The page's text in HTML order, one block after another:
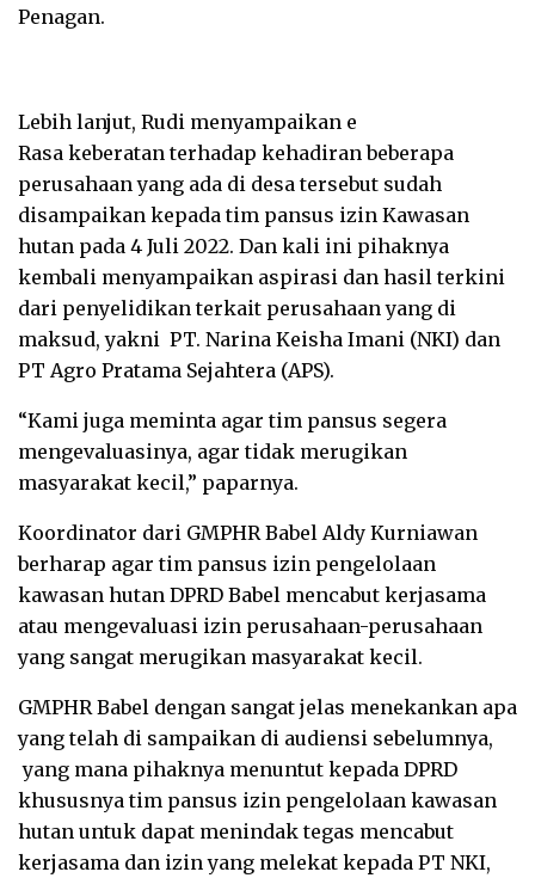
Penagan.
Lebih lanjut, Rudi menyampaikan e
Rasa keberatan terhadap kehadiran beberapa
perusahaan yang ada di desa tersebut sudah
disampaikan kepada tim pansus izin Kawasan
hutan pada 4 Juli 2022. Dan kali ini pihaknya
kembali menyampaikan aspirasi dan hasil terkini
dari penyelidikan terkait perusahaan yang di
maksud, yakni PT. Narina Keisha Imani (NKI) dan
PT Agro Pratama Sejahtera (APS).
“Kami juga meminta agar tim pansus segera
mengevaluasinya, agar tidak merugikan
masyarakat kecil,” paparnya.
Koordinator dari GMPHR Babel Aldy Kurniawan
berharap agar tim pansus izin pengelolaan
kawasan hutan DPRD Babel mencabut kerjasama
atau mengevaluasi izin perusahaan-perusahaan
yang sangat merugikan masyarakat kecil.
GMPHR Babel dengan sangat jelas menekankan apa
yang telah di sampaikan di audiensi sebelumnya,
yang mana pihaknya menuntut kepada DPRD
khususnya tim pansus izin pengelolaan kawasan
hutan untuk dapat menindak tegas mencabut
kerjasama dan izin yang melekat kepada PT NKI,